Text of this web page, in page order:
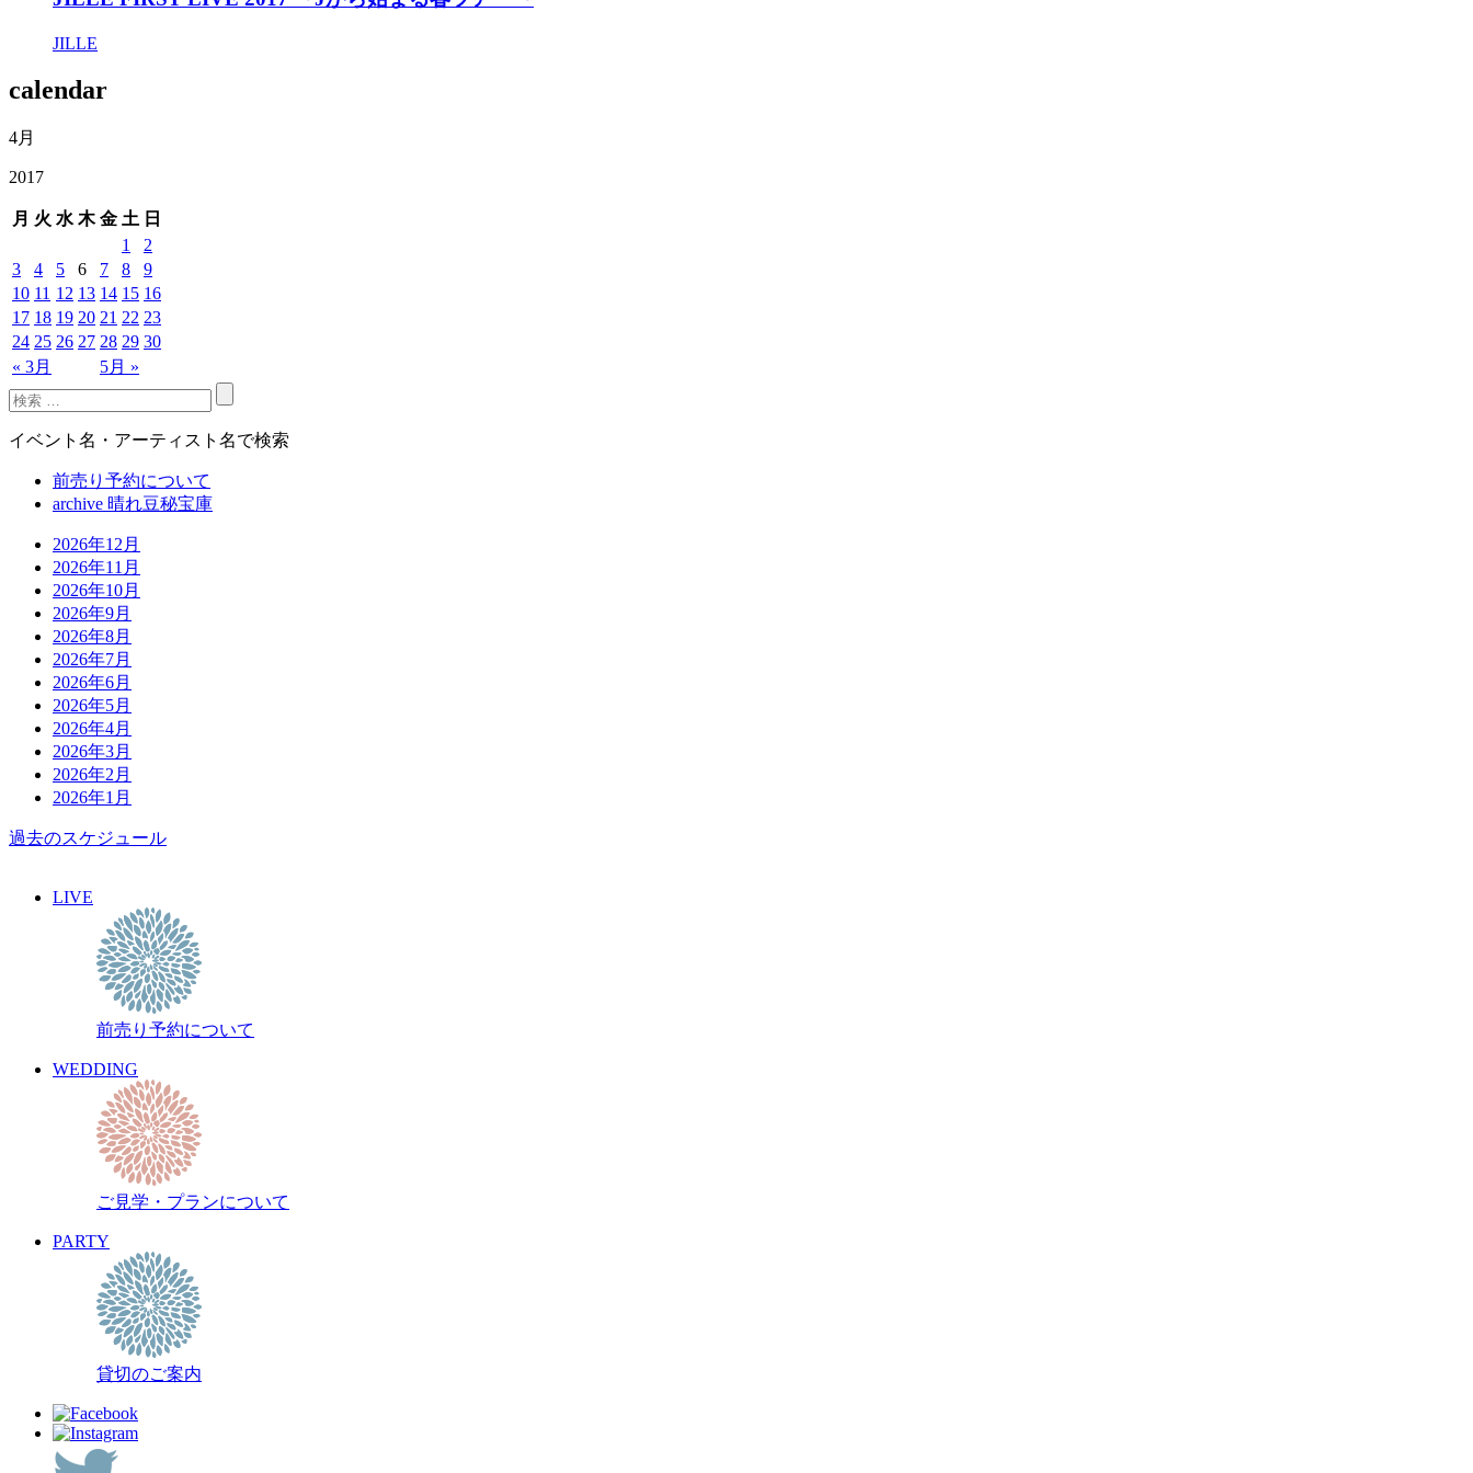
JILLE
calendar
4月
2017
月 火 水 木 金 土 日
« 3月 5月 »
1
2
3
4 5 6 7 8
9
10 11 12 13 14 15 16
17 18 19 20 21 22 23
24 25 26 27 28 29 30
イベント名・アーティスト名で検索
前売り予約について
archive 晴れ豆秘宝庫
2026年12月
2026年11月
2026年10月
2026年9月
2026年8月
2026年7月
2026年6月
2026年5月
2026年4月
2026年3月
2026年2月
2026年1月
過去のスケジュール
LIVE
前売り予約について
WEDDING
ご見学・プランについて
PARTY
貸切のご案内